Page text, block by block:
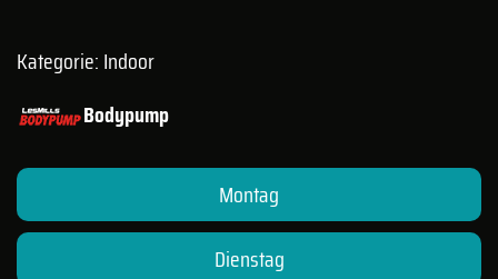
Kategorie: Indoor
Bodypump
Montag
Dienstag